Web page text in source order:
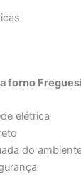
forno
elétrica
do